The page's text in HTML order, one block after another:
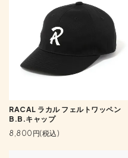
RACAL ラカル フェルトワッペン
B.B.キャップ
8,800円(税込)